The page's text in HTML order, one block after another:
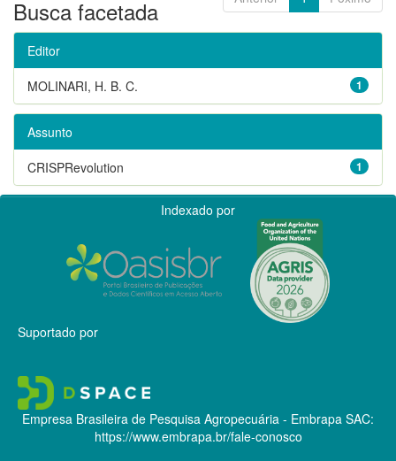
Busca facetada
Editor
1
MOLINARI, H. B. C.
Assunto
1
CRISPRevolution
Indexado por
Suportado por
Empresa Brasileira de Pesquisa Agropecuária - Embrapa SAC:
https://www.embrapa.br/fale-conosco